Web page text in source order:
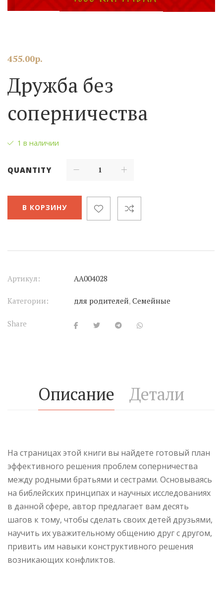
455.00р.
Дружба без
соперничества
1 в наличии
QUANTITY
В КОРЗИНУ
Артикул: АА004028
Категории: для родителей, Семейные
Share
Описание Детали
На страницах этой книги вы найдете готовый план
эффективного решения проблем соперничества
между родными братьями и сестрами. Основываясь
на библейских принципах и научных исследованиях
в данной сфере, автор предлагает вам десять
шагов к тому, чтобы сделать своих детей друзьями,
научить их уважительному общению друг с другом,
привить им навыки конструктивного решения
возникающих конфликтов.